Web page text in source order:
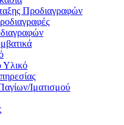
Προδιαγραφών
Υλικό
Ιματισμού